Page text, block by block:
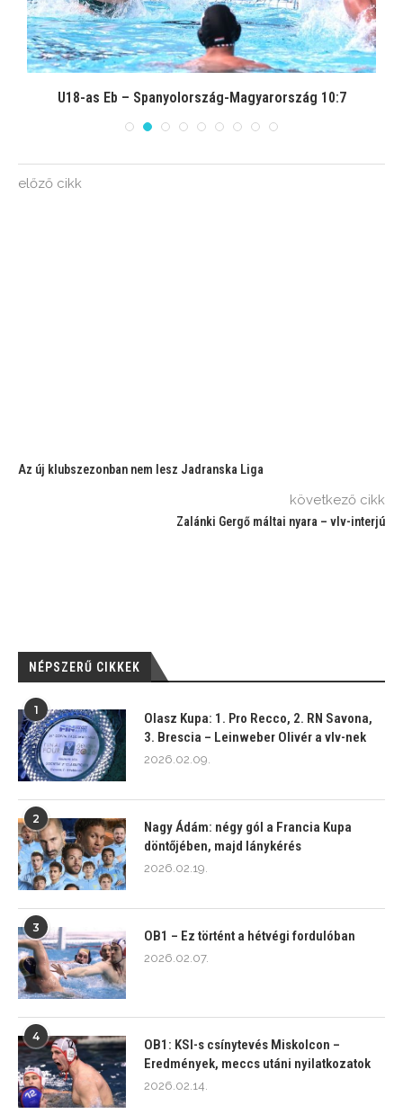
U18-as Eb – Spanyolország-Magyarország 10:7
előző cikk
Az új klubszezonban nem lesz Jadranska Liga
következő cikk
Zalánki Gergő máltai nyara – vlv-interjú
NÉPSZERŰ CIKKEK
1
Olasz Kupa: 1. Pro Recco, 2. RN Savona,
3. Brescia – Leinweber Olivér a vlv-nek
2026.02.09.
2
Nagy Ádám: négy gól a Francia Kupa
döntőjében, majd lánykérés
2026.02.19.
3
OB1 – Ez történt a hétvégi fordulóban
2026.02.07.
4
OB1: KSI-s csínytevés Miskolcon –
Eredmények, meccs utáni nyilatkozatok
2026.02.14.